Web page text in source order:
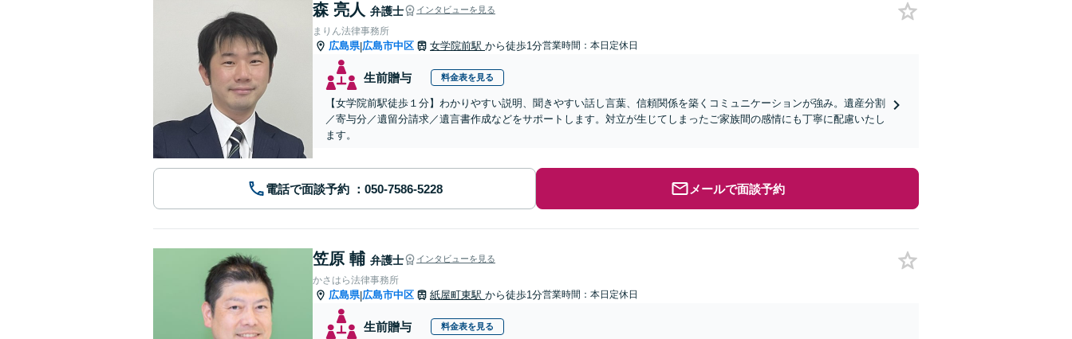
森 亮人 弁護士 インタビューを見る
まりん法律事務所
広島県|広島市中区 女学院前駅 から徒歩1分営業時間：本日定休日
生前贈与 料金表を見る
【女学院前駅徒歩１分】わかりやすい説明、聞きやすい話し言葉、信頼関係を築くコミュニケーションが強み。遺産分割
／寄与分／遺留分請求／遺言書作成などをサポートします。対立が生じてしまったご家族間の感情にも丁寧に配慮いたし
ます。
電話で面談予約 メールで面談予約
笠原 輔 弁護士 インタビューを見る
かさはら法律事務所
広島県|広島市中区 紙屋町東駅 から徒歩1分営業時間：本日定休日
生前贈与 料金表を見る